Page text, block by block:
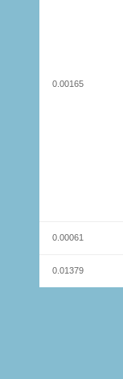
0.00165
0.00061
0.01379